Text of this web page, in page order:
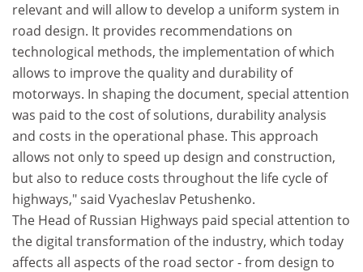
relevant and will allow to develop a uniform system in
road design. It provides recommendations on
technological methods, the implementation of which
allows to improve the quality and durability of
motorways. In shaping the document, special attention
was paid to the cost of solutions, durability analysis
and costs in the operational phase. This approach
allows not only to speed up design and construction,
but also to reduce costs throughout the life cycle of
highways," said Vyacheslav Petushenko.
The Head of Russian Highways paid special attention to
the digital transformation of the industry, which today
affects all aspects of the road sector - from design to